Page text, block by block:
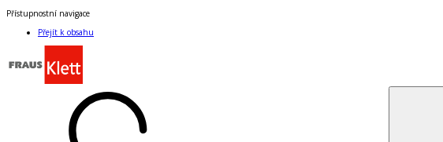
Přístupnostní navigace
Přejít k obsahu